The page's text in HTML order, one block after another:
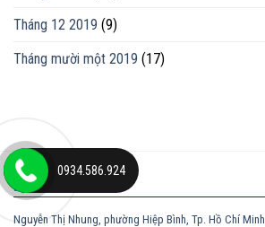
Tháng 12 2019 (9)
Tháng mười một 2019 (17)
ĐỊA CHỈ
Nguyễn Thị Nhung, phường Hiệp Bình, Tp. Hồ Chí Minh
0934.586.924